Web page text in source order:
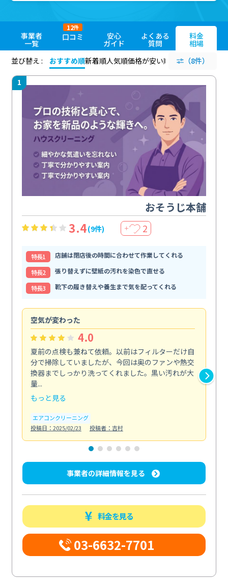
事業者
一覧
口コミ
12件
安心
ガイド
よくある
質問
料金
相場
並び替え :
おすすめ順新着順人気順価格が安い順 評価が高い順
（8件）
1
おそうじ本舗
3.4(9件) ＋ 2
特⻑1
店舗は閉店後の時間に合わせて作業してくれる
特⻑2
張り替えずに壁紙の汚れを染色で直せる
特⻑3
靴下の履き替えや養生まで気を配ってくれる
空気が変わった
4.0
夏前の点検も兼ねて依頼。以前はフィルターだけ自
分で掃除していましたが、今回は奥のファンや熱交
換器までしっかり洗ってくれました。黒い汚れが大
量...
もっと見る
エアコンクリーニング
投稿日：2025/02/23
投稿者：吉村
事業者の詳細情報を見る
料金を見る
03-6632-7701